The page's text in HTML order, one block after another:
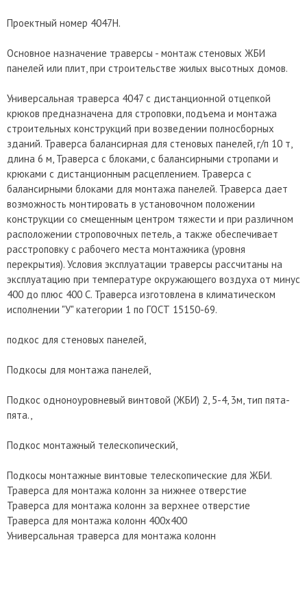
Проектный номер 4047Н.
Основное назначение траверсы - монтаж стеновых ЖБИ
панелей или плит, при строительстве жилых высотных домов.
Универсальная траверса 4047 с дистанционной отцепкой
крюков предназначена для строповки, подъема и монтажа
строительных конструкций при возведении полносборных
зданий. Траверса балансирная для стеновых панелей, г/п 10 т,
длина 6 м, Траверса с блоками, с балансирными стропами и
крюками с дистанционным расцеплением. Траверса с
балансирными блоками для монтажа панелей. Траверса дает
возможность монтировать в установочном положении
конструкции со смещенным центром тяжести и при различном
расположении строповочных петель, а также обеспечивает
расстроповку с рабочего места монтажника (уровня
перекрытия). Условия эксплуатации траверсы рассчитаны на
эксплуатацию при температуре окружающего воздуха от минус
400 до плюс 400 С. Траверса изготовлена в климатическом
исполнении "У" категории 1 по ГОСТ 15150-69.
подкос для стеновых панелей,
Подкосы для монтажа панелей,
Подкос одноноуровневый винтовой (ЖБИ) 2, 5-4, 3м, тип пята-
пята.,
Подкос монтажный телескопический,
Подкосы монтажные винтовые телескопические для ЖБИ.
Траверса для монтажа колонн за нижнее отверстие
Траверса для монтажа колонн за верхнее отверстие
Траверса для монтажа колонн 400х400
Универсальная траверса для монтажа колонн